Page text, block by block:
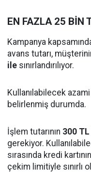
EN FAZLA 25 BİN
Kampanya
avans tutarı,
ile sınırlandırılıyor.
Kullanılabilecek
belirlenmiş durumda.
İşlem tutarının 300
gerekiyor.
sırasında kredi
çekim limitiyle sınırlı